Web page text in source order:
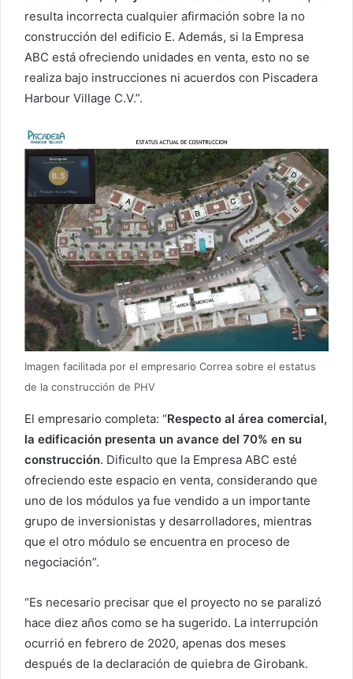
resulta incorrecta cualquier afirmación sobre la no
construcción del edificio E. Además, si la Empresa
ABC está ofreciendo unidades en venta, esto no se
realiza bajo instrucciones ni acuerdos con Piscadera
Harbour Village C.V.”.
Imagen facilitada por el empresario Correa sobre el estatus
de la construcción de PHV
El empresario completa: “Respecto al área comercial,
la edificación presenta un avance del 70% en su
construcción. Dificulto que la Empresa ABC esté
ofreciendo este espacio en venta, considerando que
uno de los módulos ya fue vendido a un importante
grupo de inversionistas y desarrolladores, mientras
que el otro módulo se encuentra en proceso de
negociación”.
“Es necesario precisar que el proyecto no se paralizó
hace diez años como se ha sugerido. La interrupción
ocurrió en febrero de 2020, apenas dos meses
después de la declaración de quiebra de Girobank.